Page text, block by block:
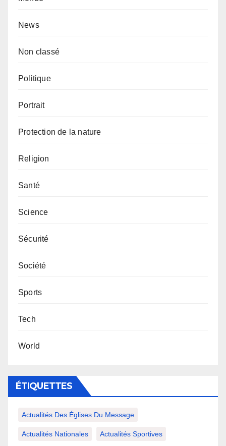
News
Non classé
Politique
Portrait
Protection de la nature
Religion
Santé
Science
Sécurité
Société
Sports
Tech
World
ÉTIQUETTES
Actualités Des Églises Du Message
Actualités Nationales Actualités Sportives